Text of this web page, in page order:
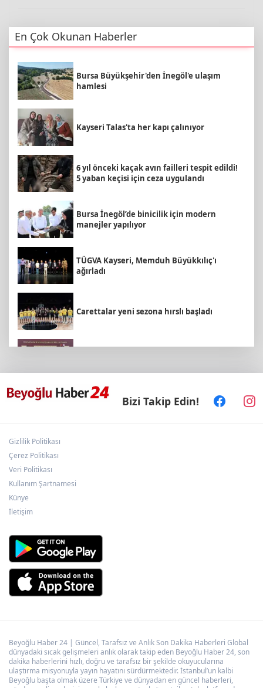
En Çok Okunan Haberler
Bursa Büyükşehir'den İnegöl'e ulaşım
hamlesi
Kayseri Talas'ta her kapı çalınıyor
6 yıl önceki kaçak avın failleri tespit edildi!
5 yaban keçisi için ceza uygulandı
Bursa İnegöl’de binicilik için modern
manejler yapılıyor
TÜGVA Kayseri, Memduh Büyükkılıç'ı
ağırladı
Carettalar yeni sezona hırslı başladı
Samsun’da Alaçam'a yeni yaşam alanı
Bizi Takip Edin!
Gizlilik Politikası
Çerez Politikası
Veri Politikası
Kullanım Şartnamesi
Künye
İletişim
Beyoğlu Haber 24 | Güncel, Tarafsız ve Anlık Son Dakika Haberleri Global
dünyadaki sıcak gelişmeleri anlık olarak takip eden Beyoğlu Haber 24, son
dakika haberlerini hızlı, doğru ve tarafsız bir şekilde okuyucularına
ulaştırma misyonuyla yayın hayatını sürdürmektedir. İstanbul’un kalbi
Beyoğlu başta olmak üzere Türkiye ve dünyadan en güncel haberleri,